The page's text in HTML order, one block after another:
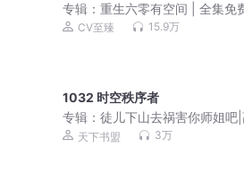
专辑： 重生六零有空间 | 全集免
CV至臻 15.9万
1032 时空秩序者
专辑： 徒儿下山去祸害你师姐吧|
山，我有九个无敌师父
天下书盟 3万